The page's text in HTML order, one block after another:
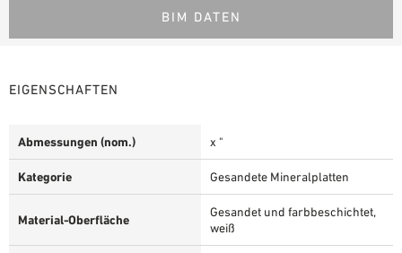
BIM DATEN
EIGENSCHAFTEN
Abmessungen (nom.) x "
Kategorie Gesandete Mineralplatten
Material-Oberfläche
Gesandet und farbbeschichtet,
weiß